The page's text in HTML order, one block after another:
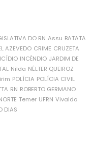
DO RN Assu BATATA
AZEVEDO CRIME CRUZETA
INCÊNDIO JARDIM DE
Nilda NÉLTER QUEIROZ
POLÍCIA POLÍCIA CIVIL
RN ROBERTO GERMANO
Temer UFRN Vivaldo
DIAS